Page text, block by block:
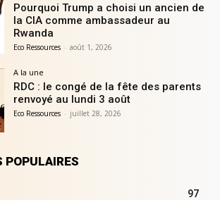
Pourquoi Trump a choisi un ancien de
la CIA comme ambassadeur au
Rwanda
Eco Ressources - août 1, 2026
A la une
RDC : le congé de la fête des parents
renvoyé au lundi 3 août
Eco Ressources - juillet 28, 2026
POPULAIRES
97